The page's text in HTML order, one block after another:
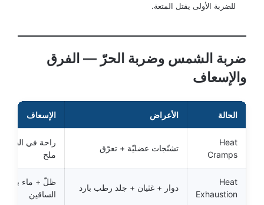
للضربة الأولى يقتل المتعة.
ضربة الشمس وضربة الحرّ — الفرق
والإسعاف
الحالة الأعراض الإسعاف
Heat
Cramps
تشنّجات عضليّة + تعرّق
راحة في الظلّ
ملح
Heat
Exhaustion
دوار + غثيان + جلد رطب بارد
ظلّ + ماء بارد
الساقين